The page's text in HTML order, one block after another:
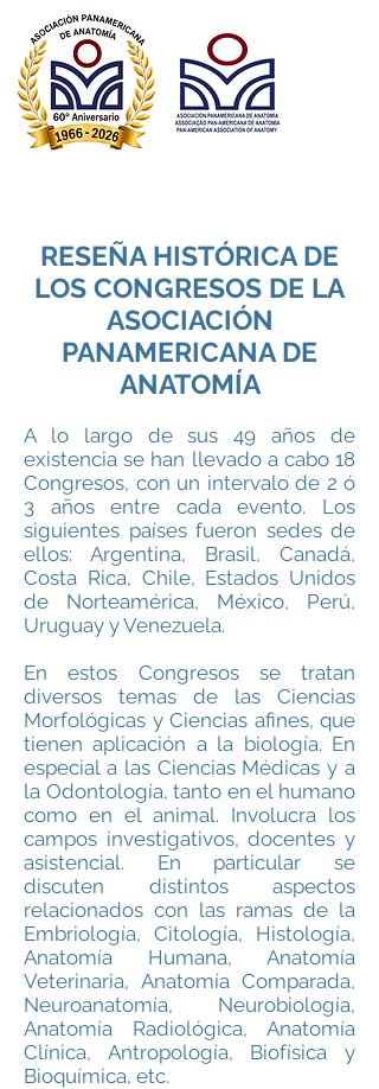
RESEÑA HISTÓRICA DE
LOS CONGRESOS DE LA
ASOCIACIÓN
PANAMERICANA DE
ANATOMÍA
A lo largo de sus 49 años de
existencia se han llevado a cabo 18
Congresos, con un intervalo de 2 ó
3 años entre cada evento. Los
siguientes países fueron sedes de
ellos: Argentina, Brasil, Canadá,
Costa Rica, Chile, Estados Unidos
de Norteamérica, México, Perú,
Uruguay y Venezuela.
En estos Congresos se tratan
diversos temas de las Ciencias
Morfológicas y Ciencias afines, que
tienen aplicación a la biología. En
especial a las Ciencias Médicas y a
la Odontología, tanto en el humano
como en el animal. Involucra los
campos investigativos, docentes y
asistencial. En particular se
discuten distintos aspectos
relacionados con las ramas de la
Embriología, Citología, Histología,
Anatomía Humana, Anatomía
Veterinaria, Anatomía Comparada,
Neuroanatomía, Neurobiología,
Anatomía Radiológica, Anatomía
Clínica, Antropología, Biofísica y
Bioquímica, etc.